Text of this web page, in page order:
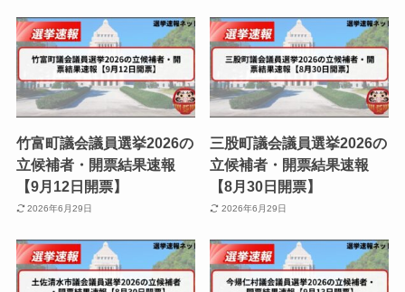
竹富町議会議員選挙2026の
立候補者・開票結果速報
【9月12日開票】
2026年6月29日
三股町議会議員選挙2026の
立候補者・開票結果速報
【8月30日開票】
2026年6月29日